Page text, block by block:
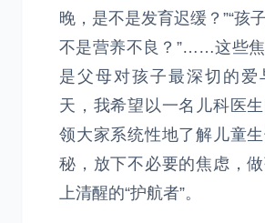
晚，是不是发育迟缓？”“孩
不是营养不良？”……这些焦
是父母对孩子最深切的爱
天，我希望以一名儿科医
领大家系统性地了解儿童
秘，放下不必要的焦虑，
上清醒的“护航者”。